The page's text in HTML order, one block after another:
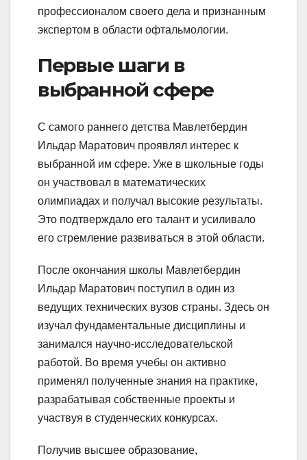
профессионалом своего дела и признанным
экспертом в области офтальмологии.
Первые шаги в
выбранной сфере
С самого раннего детства Мавлетбердин
Ильдар Маратович проявлял интерес к
выбранной им сфере. Уже в школьные годы
он участвовал в математических
олимпиадах и получал высокие результаты.
Это подтверждало его талант и усиливало
его стремление развиваться в этой области.
После окончания школы Мавлетбердин
Ильдар Маратович поступил в один из
ведущих технических вузов страны. Здесь он
изучал фундаментальные дисциплины и
занимался научно-исследовательской
работой. Во время учебы он активно
применял полученные знания на практике,
разрабатывая собственные проекты и
участвуя в студенческих конкурсах.
Получив высшее образование,